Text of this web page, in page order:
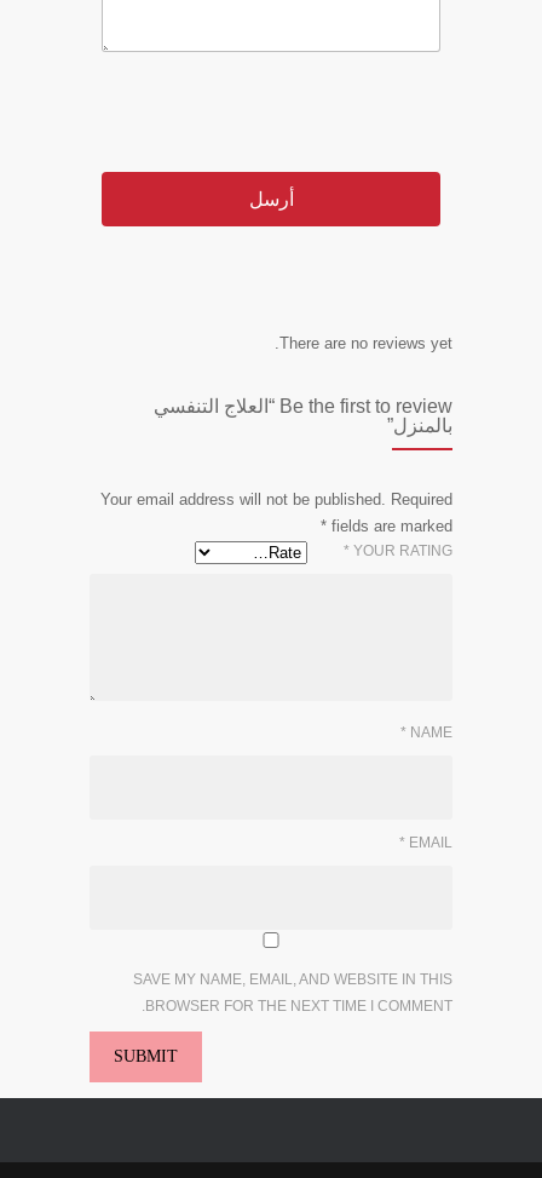
There are no reviews yet.
Be the first to review “العلاج التنفسي
بالمنزل”
Your email address will not be published. Required
fields are marked
*
YOUR RATING
*
NAME
*
EMAIL
*
SAVE MY NAME, EMAIL, AND WEBSITE IN THIS
BROWSER FOR THE NEXT TIME I COMMENT.